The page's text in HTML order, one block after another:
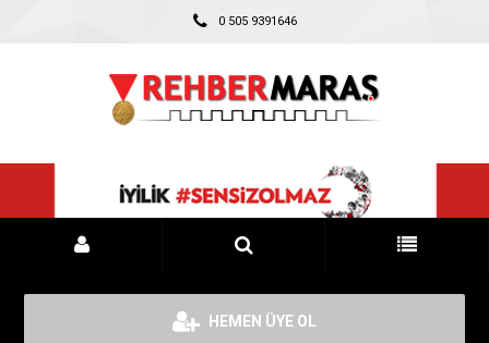
0 505 9391646
HEMEN ÜYE OL